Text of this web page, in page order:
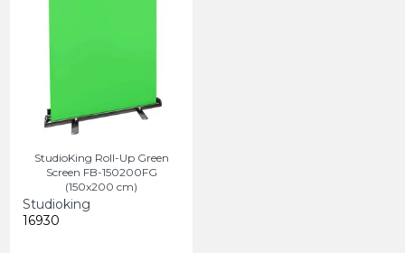
StudioKing Roll-Up Green
Screen FB-150200FG
(150x200 cm)
Studioking
16930